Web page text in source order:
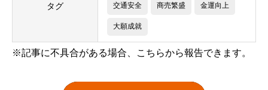
タグ 交通安全 商売繁盛 金運向上
大願成就
※記事に不具合がある場合、こちらから報告できます。